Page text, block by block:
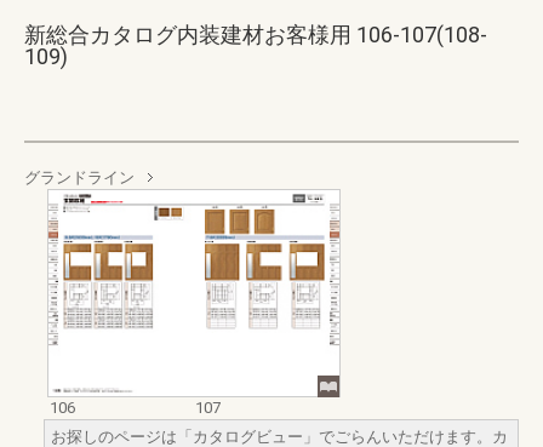
新総合カタログ内装建材お客様用 106-107(108-
109)
グランドライン
106
107
お探しのページは「カタログビュー」でごらんいただけます。カ